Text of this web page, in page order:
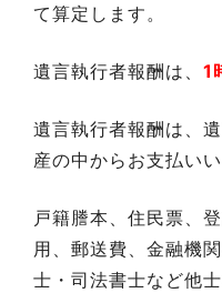
て算定します。
遺言執行者報酬は、 1
遺言執行者報酬は、
産の中からお支払いい
戸籍謄本、住民票、
用、郵送費、金融機
士・司法書士など他